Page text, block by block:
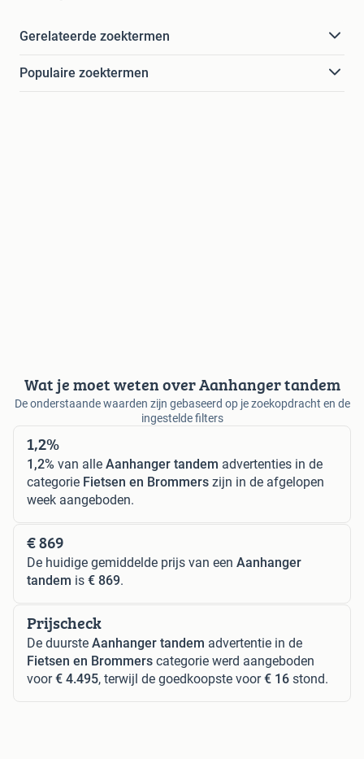
Gerelateerde zoektermen
Populaire zoektermen
Wat je moet weten over Aanhanger tandem
De onderstaande waarden zijn gebaseerd op je zoekopdracht en de
ingestelde filters
1,2%
1,2% van alle Aanhanger tandem advertenties in de
categorie Fietsen en Brommers zijn in de afgelopen
week aangeboden.
€ 869
De huidige gemiddelde prijs van een Aanhanger
tandem is € 869.
Prijscheck
De duurste Aanhanger tandem advertentie in de
Fietsen en Brommers categorie werd aangeboden
voor€ 4.495, terwijl de goedkoopste voor€ 16 stond.